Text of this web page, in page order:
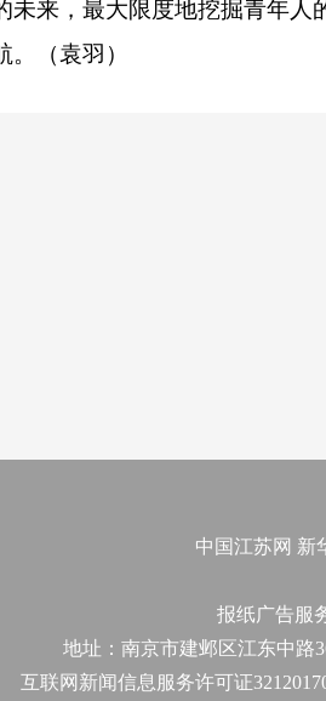
未来，最大限度地挖掘青年
（袁羽）
中国江苏网 新
报纸广告服
地址：南京市建邺区江东中路
互联网新闻信息服务许可证